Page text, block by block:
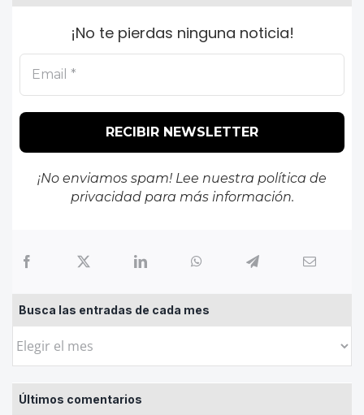
¡No te pierdas ninguna noticia!
¡No enviamos spam! Lee nuestra política de
privacidadpara más información.
Busca las entradas de cada mes
Busca
entradas
de
Últimos comentarios